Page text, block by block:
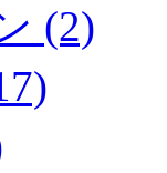
(2)